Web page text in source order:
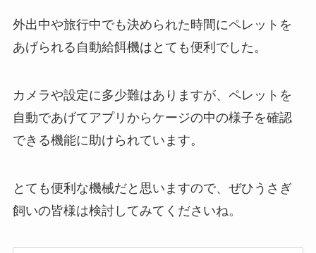
外出中や旅行中でも決められた時間にペレットを
あげられる自動給餌機はとても便利でした。
カメラや設定に多少難はありますが、ペレットを
自動であげてアプリからケージの中の様子を確認
できる機能に助けられています。
とても便利な機械だと思いますので、ぜひうさぎ
飼いの皆様は検討してみてくださいね。